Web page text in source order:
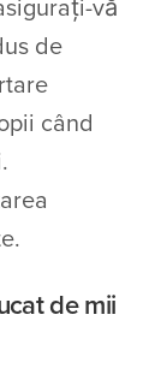
vă
de
când
de mii